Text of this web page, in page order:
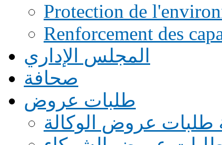
Protection de
Renforcement des
المجلس الإداري
صحافة
طلبات عروض
طلبات عروض الوكالة